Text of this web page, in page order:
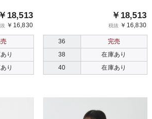
￥18,513
￥16,830
り
り
￥18,513
税抜 ￥16,830
36
完売
38
在庫あり
40
在庫あり